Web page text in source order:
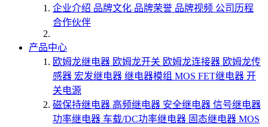
企业介绍 品牌文化 品牌荣誉 品牌视频 公司历程
合作伙伴
产品中心
欧姆龙继电器 欧姆龙开关 欧姆龙连接器 欧姆龙传
感器 宏发继电器 继电器模组 MOS FET继电器 开
关电源
磁保持继电器 高频继电器 安全继电器 信号继电器
功率继电器 车载/DC功率继电器 固态继电器 MOS